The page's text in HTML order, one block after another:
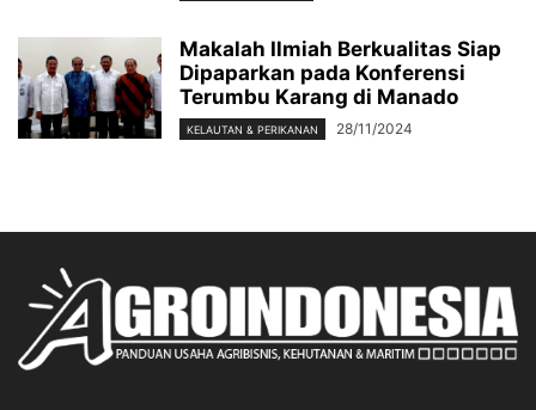
Makalah Ilmiah Berkualitas Siap
Dipaparkan pada Konferensi
Terumbu Karang di Manado
KELAUTAN & PERIKANAN 28/11/2024